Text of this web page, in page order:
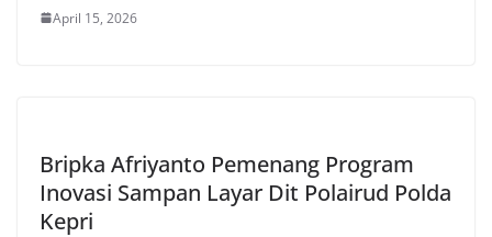
April 15, 2026
Bripka Afriyanto Pemenang Program
Inovasi Sampan Layar Dit Polairud Polda
Kepri